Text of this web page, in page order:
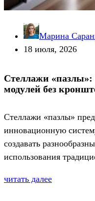
Марина
18 июля, 2026
Стеллажи «пазлы»:
модулей без
Стеллажи «пазлы»
инновационную
создавать
использования
читать далее